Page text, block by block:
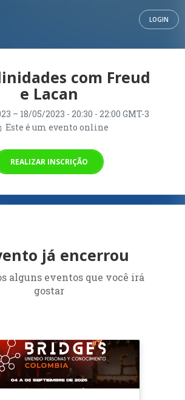
LOGIN
com Freud
e Lacan
– 18/05/2023 - 20:30 - 22:00 GMT-3
Este é um evento online
REALIZAR INSCRIÇÃO
já encerrou
alguns eventos que você irá
gostar